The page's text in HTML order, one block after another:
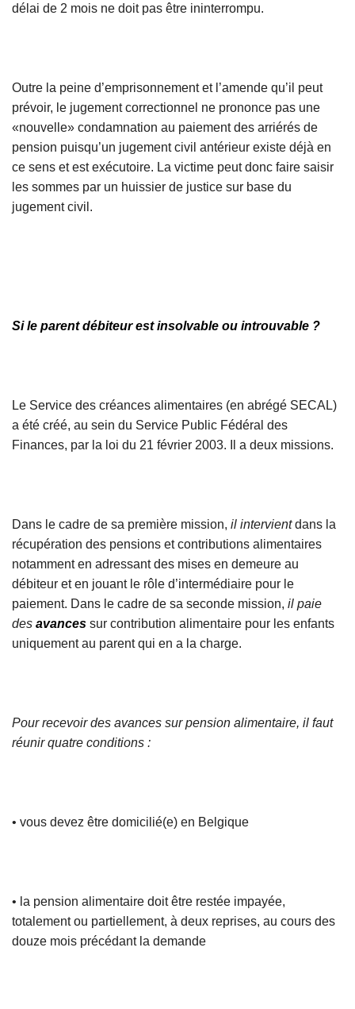
délai de 2 mois ne doit pas être ininterrompu.
Outre la peine d’emprisonnement et l’amende qu’il peut
prévoir, le jugement correctionnel ne prononce pas une
«nouvelle» condamnation au paiement des arriérés de
pension puisqu’un jugement civil antérieur existe déjà en
ce sens et est exécutoire. La victime peut donc faire saisir
les sommes par un huissier de justice sur base du
jugement civil.
Si le parent débiteur est insolvable ou introuvable ?
Le Service des créances alimentaires (en abrégé SECAL)
a été créé, au sein du Service Public Fédéral des
Finances, par la loi du 21 février 2003. Il a deux missions.
Dans le cadre de sa première mission, il intervientdans la
récupération des pensions et contributions alimentaires
notamment en adressant des mises en demeure au
débiteur et en jouant le rôle d’intermédiaire pour le
paiement. Dans le cadre de sa seconde mission, il paie
des avances sur contribution alimentaire pour les enfants
uniquement au parent qui en a la charge.
Pour recevoir des avances sur pension alimentaire, il faut
réunir quatre conditions :
• vous devez être domicilié(e) en Belgique
• la pension alimentaire doit être restée impayée,
totalement ou partiellement, à deux reprises, au cours des
douze mois précédant la demande